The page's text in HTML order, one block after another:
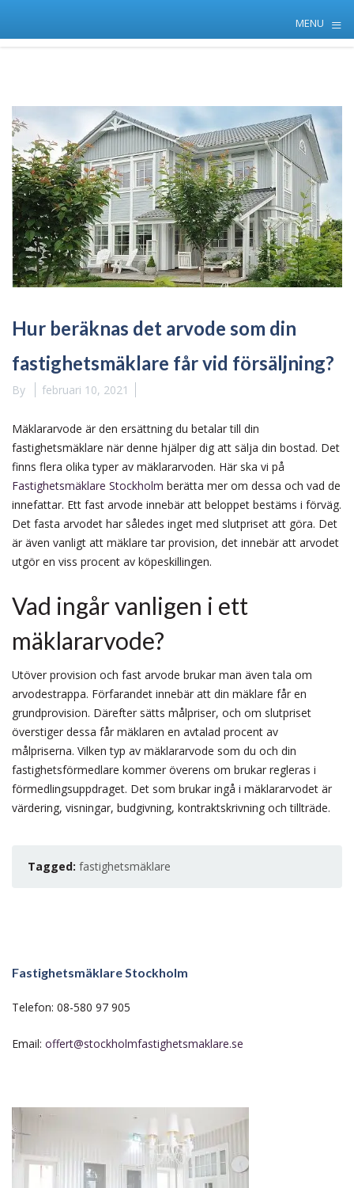
MENU ≡
Hur beräknas det arvode som din
fastighetsmäklare får vid försäljning?
By februari 10, 2021
Mäklararvode är den ersättning du betalar till din
fastighetsmäklare när denne hjälper dig att sälja din bostad. Det
finns flera olika typer av mäklararvoden. Här ska vi på
Fastighetsmäklare Stockholm berätta mer om dessa och vad de
innefattar. Ett fast arvode innebär att beloppet bestäms i förväg.
Det fasta arvodet har således inget med slutpriset att göra. Det
är även vanligt att mäklare tar provision, det innebär att arvodet
utgör en viss procent av köpeskillingen.
Vad ingår vanligen i ett
mäklararvode?
Utöver provision och fast arvode brukar man även tala om
arvodestrappa. Förfarandet innebär att din mäklare får en
grundprovision. Därefter sätts målpriser, och om slutpriset
överstiger dessa får mäklaren en avtalad procent av
målpriserna. Vilken typ av mäklararvode som du och din
fastighetsförmedlare kommer överens om brukar regleras i
förmedlingsuppdraget. Det som brukar ingå i mäklararvodet är
värdering, visningar, budgivning, kontraktskrivning och tillträde.
Tagged: fastighetsmäklare
Fastighetsmäklare Stockholm
Telefon: 08-580 97 905
Email: offert@stockholmfastighetsmaklare.se